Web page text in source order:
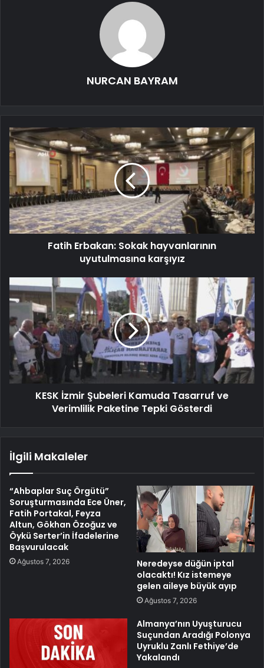
NURCAN BAYRAM
Fatih Erbakan: Sokak hayvanlarının
uyutulmasına karşıyız
KESK İzmir Şubeleri Kamuda Tasarruf ve
Verimlilik Paketine Tepki Gösterdi
İlgili Makaleler
“Ahbaplar Suç Örgütü”
Soruşturmasında Ece Üner,
Fatih Portakal, Feyza
Altun, Gökhan Özoğuz ve
Öykü Serter’in İfadelerine
Başvurulacak
Ağustos 7, 2026
Neredeyse düğün iptal
olacaktı! Kız istemeye
gelen aileye büyük ayıp
Ağustos 7, 2026
Almanya’nın Uyuşturucu
Suçundan Aradığı Polonya
Uyruklu Zanlı Fethiye’de
Yakalandı